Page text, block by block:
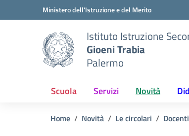
Vai ai contenuti
Vai al menu di navigazioneMinistero dell'Istruzione e del Merito
Istituto Istruzione
Gioeni Trabia
Palermo
Scuola Servizi Novità
Home Novità Le circolari Docenti